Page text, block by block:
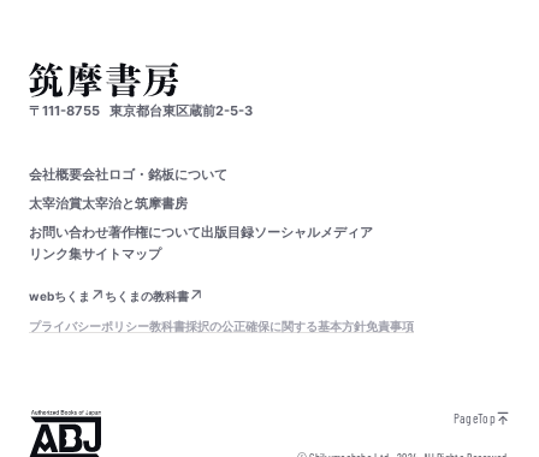
〒111-8755 東京都台東区蔵前2-5-3
会社概要会社ロゴ・銘板について
太宰治賞太宰治と筑摩書房
お問い合わせ著作権について出版目録ソーシャルメディア
リンク集サイトマップ
webちくま
ちくまの教科書
プライバシーポリシー教科書採択の公正確保に関する基本方針免責事項
PageTop